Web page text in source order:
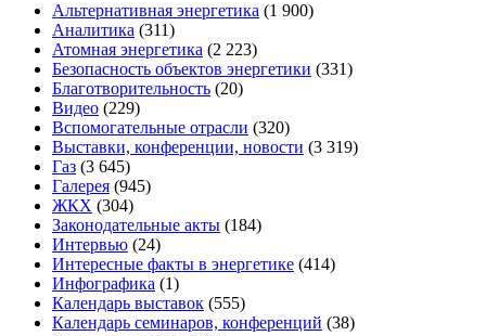
Альтернативная энергетика (1 900)
Аналитика (311)
Атомная энергетика (2 223)
Безопасность объектов энергетики (331)
Благотворительность (20)
Видео (229)
Вспомогательные отрасли (320)
Выставки, конференции, новости (3 319)
Газ (3 645)
Галерея (945)
ЖКХ (304)
Законодательные акты (184)
Интервью (24)
Интересные факты в энергетике (414)
Инфографика (1)
Календарь выставок (555)
Календарь семинаров, конференций (38)